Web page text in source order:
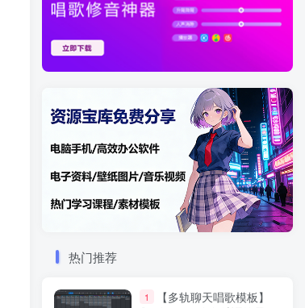
热门推荐
1
【多轨聊天唱歌模板】